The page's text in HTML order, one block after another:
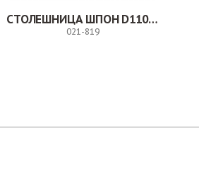
СТОЛЕШНИЦА ШПОН D1100 ММ
021-819